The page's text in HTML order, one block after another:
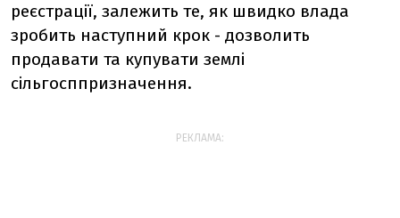
реєстрації, залежить те, як швидко влада
зробить наступний крок - дозволить
продавати та купувати землі
сільгосппризначення.
РЕКЛАМА: